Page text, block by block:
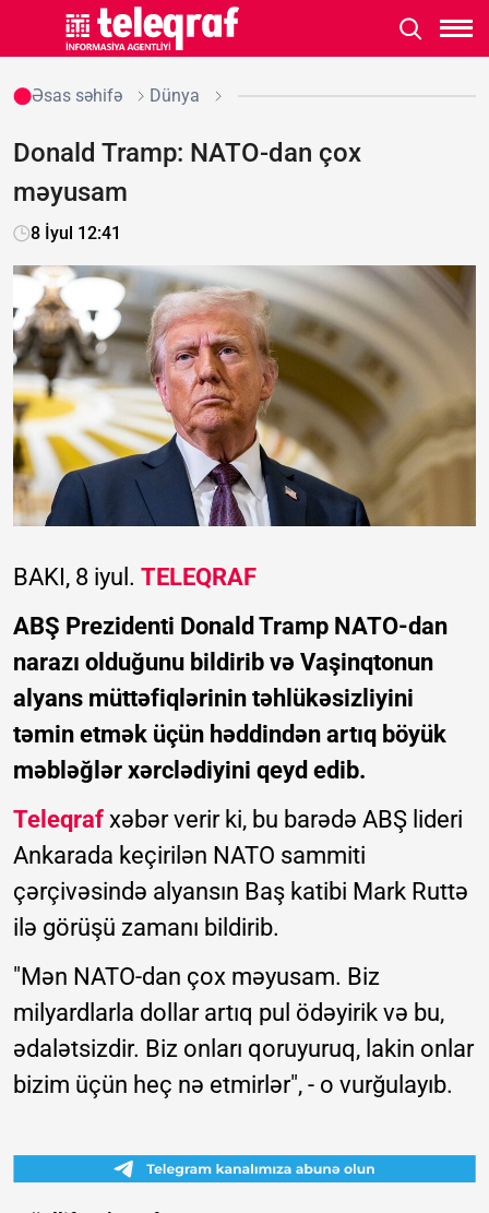
Əsas səhifə Dünya
Donald Tramp: NATO-dan çox
məyusam
8 İyul 12:41
BAKI, 8 iyul. TELEQRAF
ABŞ Prezidenti Donald Tramp NATO-dan
narazı olduğunu bildirib və Vaşinqtonun
alyans müttəfiqlərinin təhlükəsizliyini
təmin etmək üçün həddindən artıq böyük
məbləğlər xərclədiyini qeyd edib.
Teleqraf xəbər verir ki, bu barədə ABŞ lideri
Ankarada keçirilən NATO sammiti
çərçivəsində alyansın Baş katibi Mark Ruttə
ilə görüşü zamanı bildirib.
"Mən NATO-dan çox məyusam. Biz
milyardlarla dollar artıq pul ödəyirik və bu,
ədalətsizdir. Biz onları qoruyuruq, lakin onlar
bizim üçün heç nə etmirlər", - o vurğulayıb.